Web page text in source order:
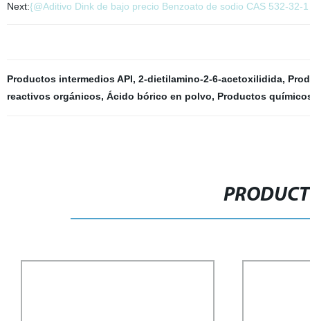
Next:{@Aditivo Dink de bajo precio Benzoato de sodio CAS 532-32-
Productos intermedios API, 2-dietilamino-2-6-acetoxilidida,
reactivos orgánicos, Ácido bórico en polvo, Productos